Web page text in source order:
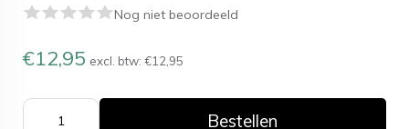
Nog niet beoordeeld
€12,95 excl. btw: €12,95
Bestellen